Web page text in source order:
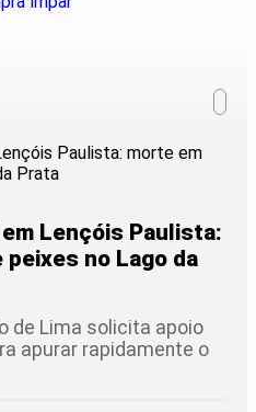
Lençóis Paulista:
no Lago da
de Lima solicita apoio
apurar rapidamente o